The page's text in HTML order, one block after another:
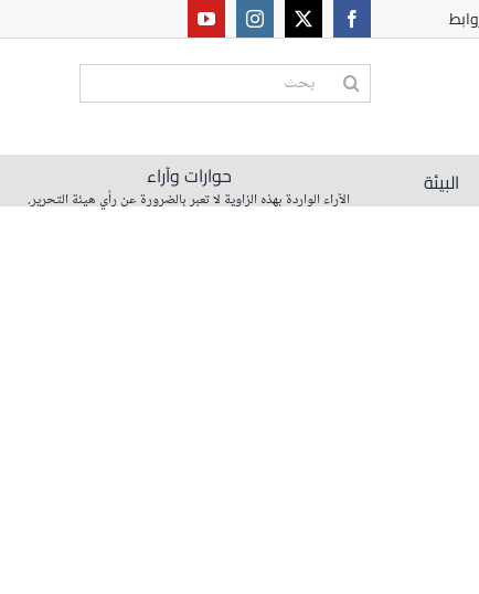
البحث
البيئة حوارات وآراء
الآراء الواردة بهذه الزاوية لا تعبر بالضرورة عن رأي هيئة التحرير.